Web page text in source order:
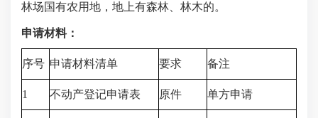
林场国有农用地，地上有森林、林木的。
申请材料：
序号 申请材料清单 要求 备注
1 不动产登记申请表 原件 单方申请